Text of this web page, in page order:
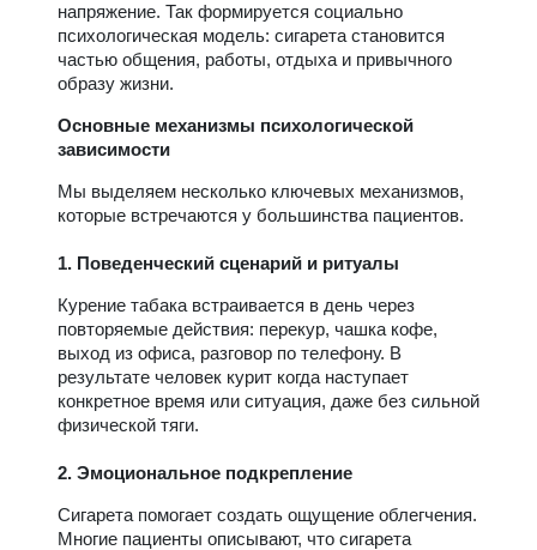
напряжение. Так формируется социально
психологическая модель: сигарета становится
частью общения, работы, отдыха и привычного
образу жизни.
Основные механизмы психологической
зависимости
Мы выделяем несколько ключевых механизмов,
которые встречаются у большинства пациентов.
1. Поведенческий сценарий и ритуалы
Курение табака встраивается в день через
повторяемые действия: перекур, чашка кофе,
выход из офиса, разговор по телефону. В
результате человек курит когда наступает
конкретное время или ситуация, даже без сильной
физической тяги.
2. Эмоциональное подкрепление
Сигарета помогает создать ощущение облегчения.
Многие пациенты описывают, что сигарета